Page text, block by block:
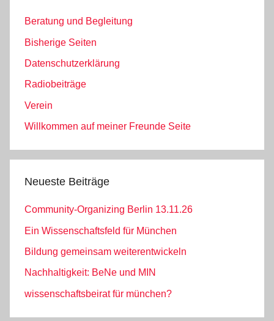
Beratung und Begleitung
Bisherige Seiten
Datenschutzerklärung
Radiobeiträge
Verein
Willkommen auf meiner Freunde Seite
Neueste Beiträge
Community-Organizing Berlin 13.11.26
Ein Wissenschaftsfeld für München
Bildung gemeinsam weiterentwickeln
Nachhaltigkeit: BeNe und MIN
wissenschaftsbeirat für münchen?